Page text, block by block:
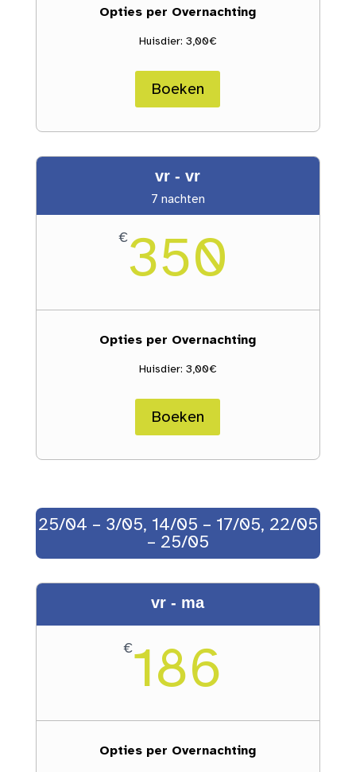
Opties per Overnachting
Huisdier: 3,00€
Boeken
vr - vr
7 nachten
€350
Opties per Overnachting
Huisdier: 3,00€
Boeken
25/04 – 3/05, 14/05 – 17/05, 22/05
– 25/05
vr - ma
€186
Opties per Overnachting